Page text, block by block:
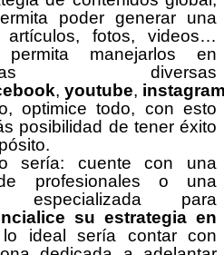
poder generar una
fotos, videos…
manejarlos en
diversas
, youtube,
optimice todo, con esto
posibilidad de tener éxito
sería: cuente con una
profesionales o una
especializada para
su estrategia en
ideal sería contar con